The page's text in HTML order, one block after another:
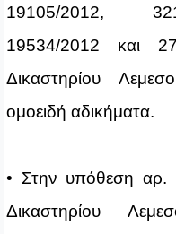
19105/2012,
19534/2012 και
Δικαστηρίου
ομοειδή αδικήματα.
• Στην υπόθεση αρ.
Δικαστηρίου